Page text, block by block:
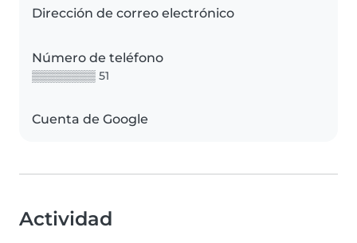
Dirección de correo electrónico
Número de teléfono
▒▒▒▒▒▒▒▒ 51
Cuenta de Google
Actividad